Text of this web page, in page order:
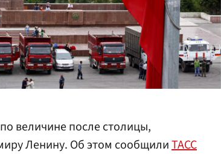
величине после столицы,
Ленину. Об этом сообщилиТАСС